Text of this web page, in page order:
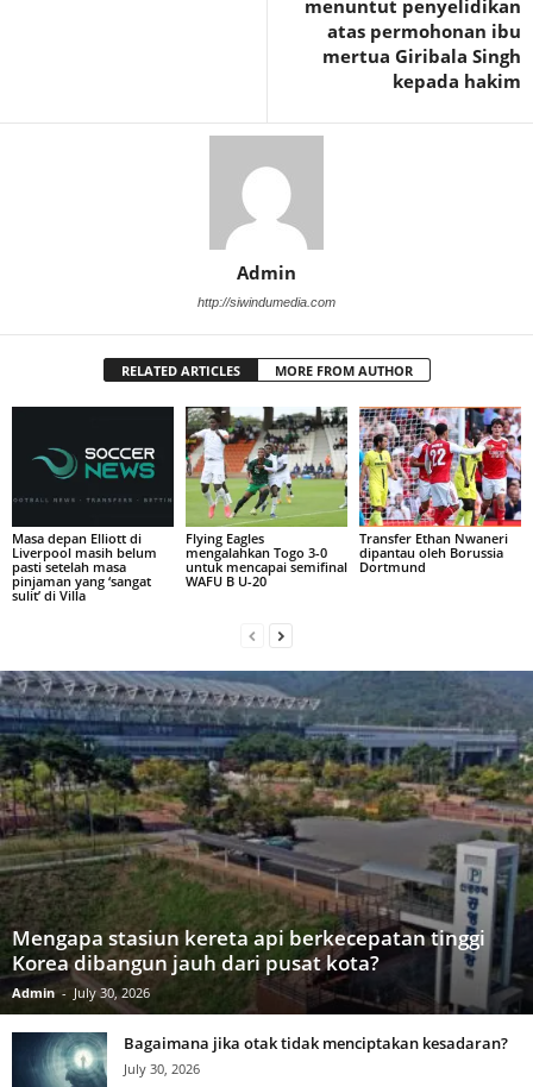
menuntut penyelidikan
atas permohonan ibu
mertua Giribala Singh
kepada hakim
Admin
http://siwindumedia.com
RELATED ARTICLES MORE FROM AUTHOR
Masa depan Elliott di
Liverpool masih belum
pasti setelah masa
pinjaman yang ‘sangat
sulit’ di Villa
Flying Eagles
mengalahkan Togo 3-0
untuk mencapai semifinal
WAFU B U-20
Transfer Ethan Nwaneri
dipantau oleh Borussia
Dortmund
Mengapa stasiun kereta api berkecepatan tinggi
Korea dibangun jauh dari pusat kota?
Admin - July 30, 2026
Bagaimana jika otak tidak menciptakan kesadaran?
July 30, 2026